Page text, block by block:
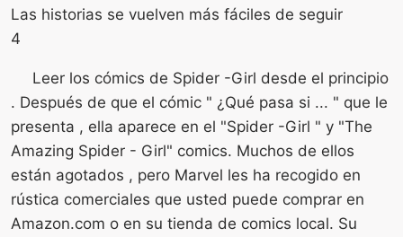
Las historias se vuelven más fáciles de seguir
4
Leer los cómics de Spider -Girl desde el principio
. Después de que el cómic " ¿Qué pasa si ... " que le
presenta , ella aparece en el "Spider -Girl " y "The
Amazing Spider - Girl" comics. Muchos de ellos
están agotados , pero Marvel les ha recogido en
rústica comerciales que usted puede comprar en
Amazon.com o en su tienda de comics local. Su